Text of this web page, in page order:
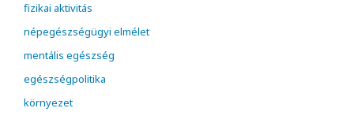
fizikai aktivitás
népegészségügyi elmélet
mentális egészség
egészségpolitika
környezet